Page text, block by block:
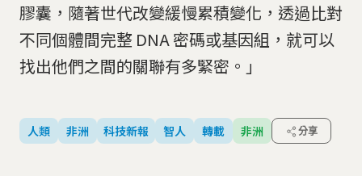
膠囊，隨著世代改變緩慢累積變化，透過比對
不同個體間完整 DNA 密碼或基因組，就可以
找出他們之間的關聯有多緊密。」
人類 非洲 科技新報 智人 轉載 非洲 分享